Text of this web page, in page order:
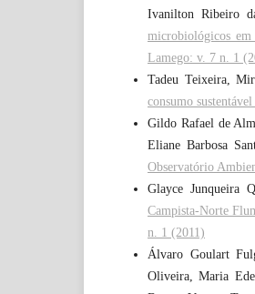
Ivanilton Ribeiro
microbiológicos
Lamego: v. 7 n. 1
Tadeu Teixeira,
consumo
Gildo Rafael de
Eliane Barbosa
Observatório
Glayce Junqueira
Campista-Norte
n. 1 (2011)
Álvaro Goulart
Oliveira, Maria